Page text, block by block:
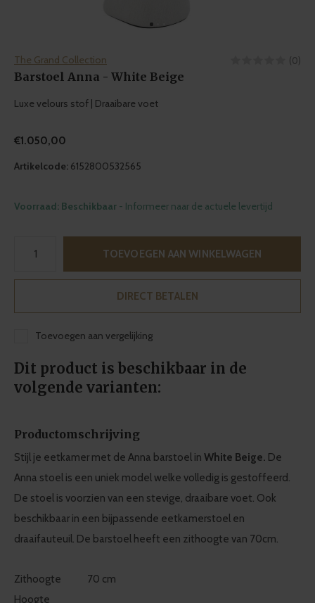
The Grand Collection (0)
Barstoel Anna - White Beige
Luxe velours stof | Draaibare voet
€1.050,00
Artikelcode: 6152800532565
Voorraad: Beschikbaar - Informeer naar de actuele levertijd
TOEVOEGEN AAN WINKELWAGEN
DIRECT BETALEN
Toevoegen aan vergelijking
Dit product is beschikbaar in de
volgende varianten:
Productomschrijving
Stijl je eetkamer met de Anna barstoel in White Beige. De
Anna stoel is een uniek model welke volledig is gestoffeerd.
De stoel is voorzien van een stevige, draaibare voet. Ook
beschikbaar in een bijpassende eetkamerstoel en
draaifauteuil. De barstoel heeft een zithoogte van 70cm.
Zithoogte
70 cm
Hoogte